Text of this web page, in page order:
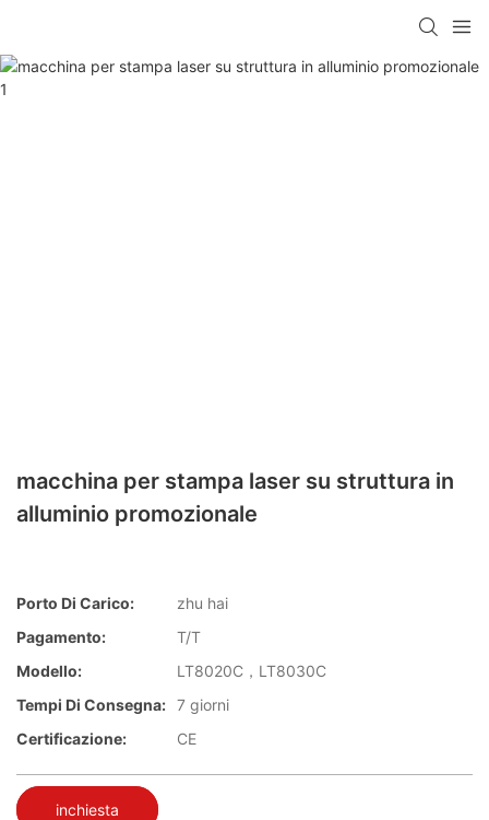
macchina per stampa laser su struttura in
alluminio promozionale
Porto Di Carico:
zhu hai
Pagamento:
T/T
Modello:
LT8020C，LT8030C
Tempi Di Consegna: 7 giorni
Certificazione:
CE
inchiesta